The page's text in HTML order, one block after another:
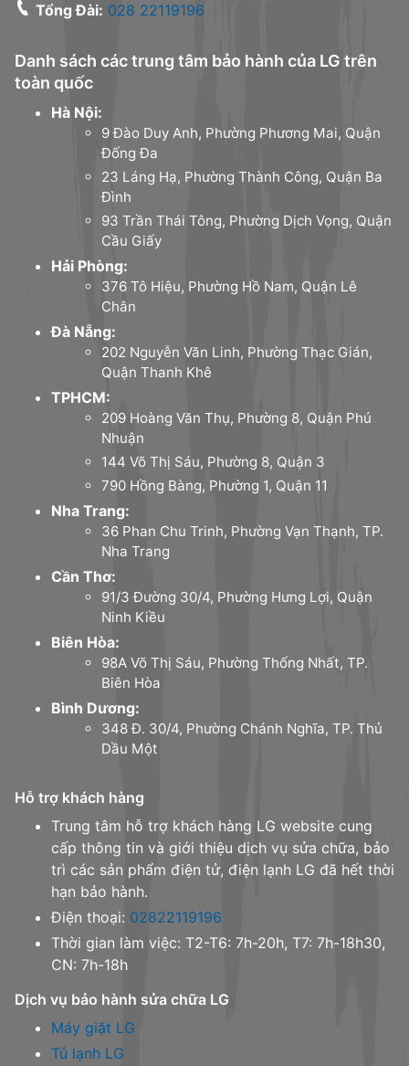
Tổng Đài: 028 22119196
Danh sách các trung tâm bảo hành của LG trên
toàn quốc
Hà Nội:
9 Đào Duy Anh, Phường Phương Mai, Quận
Đống Đa
23 Láng Hạ, Phường Thành Công, Quận Ba
Đình
93 Trần Thái Tông, Phường Dịch Vọng, Quận
Cầu Giấy
Hải Phòng:
376 Tô Hiệu, Phường Hồ Nam, Quận Lê
Chân
Đà Nẵng:
202 Nguyễn Văn Linh, Phường Thạc Gián,
Quận Thanh Khê
TPHCM:
209 Hoàng Văn Thụ, Phường 8, Quận Phú
Nhuận
144 Võ Thị Sáu, Phường 8, Quận 3
790 Hồng Bàng, Phường 1, Quận 11
Nha Trang:
36 Phan Chu Trinh, Phường Vạn Thạnh, TP.
Nha Trang
Cần Thơ:
91/3 Đường 30/4, Phường Hưng Lợi, Quận
Ninh Kiều
Biên Hòa:
98A Võ Thị Sáu, Phường Thống Nhất, TP.
Biên Hòa
Bình Dương:
348 Đ. 30/4, Phường Chánh Nghĩa, TP. Thủ
Dầu Một
Hỗ trợ khách hàng
Trung tâm hỗ trợ khách hàng LG website cung
cấp thông tin và giới thiệu dịch vụ sửa chữa, bảo
trì các sản phẩm điện tử, điện lạnh LG đã hết thời
hạn bảo hành.
Điện thoại: 02822119196
Thời gian làm việc: T2-T6: 7h-20h, T7: 7h-18h30,
CN: 7h-18h
Dịch vụ bảo hành sửa chữa LG
Máy giặt LG
Tủ lạnh LG